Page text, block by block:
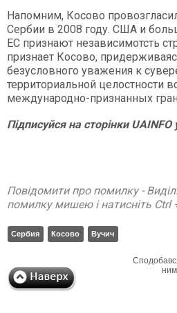
Напомним, Косово
Сербии в 2008 году. США и
ЕС признают независимотсть
признает Косово,
безусловного уважения к
территориальной целостности
международно-признанных
Підписуйся на сторінки UAINFO
Повідомити про помилку -
помилку мишею і натисніть Ctrl
Сербия Косово Вучич